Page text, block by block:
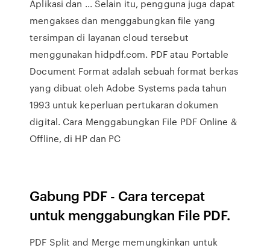
Aplikasi dan ... Selain itu, pengguna juga dapat
mengakses dan menggabungkan file yang
tersimpan di layanan cloud tersebut
menggunakan hidpdf.com. PDF atau Portable
Document Format adalah sebuah format berkas
yang dibuat oleh Adobe Systems pada tahun
1993 untuk keperluan pertukaran dokumen
digital. Cara Menggabungkan File PDF Online &
Offline, di HP dan PC
Gabung PDF - Cara tercepat
untuk menggabungkan File PDF.
PDF Split and Merge memungkinkan untuk